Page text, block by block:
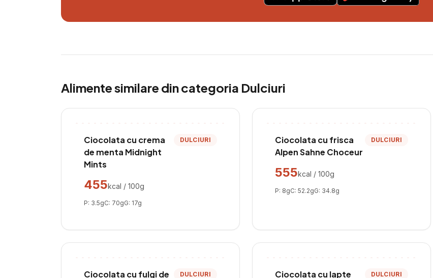
Alimente similare din categoria Dulciuri
Ciocolata cu crema
de menta Midnight
Mints
DULCIURI
455kcal / 100g
P: 3.5gC: 70gG: 17g
Ciocolata cu frisca
Alpen Sahne Choceur
DULCIURI
555kcal / 100g
P: 8gC: 52.2gG: 34.8g
Ciocolata cu fulgi de
DULCIURI
Ciocolata cu lapte
DULCIURI